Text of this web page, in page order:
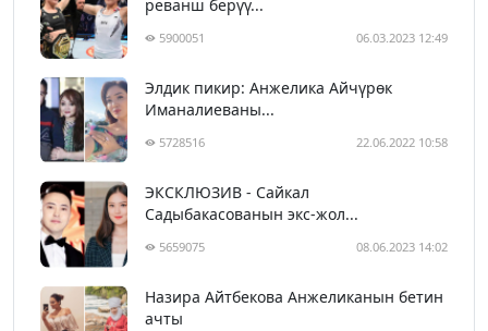
реванш берүү...
5900051 06.03.2023 12:49
Элдик пикир: Анжелика Айчүрөк
Иманалиеваны...
5728516 22.06.2022 10:58
ЭКСКЛЮЗИВ - Сайкал
Садыбакасованын экс-жол...
5659075 08.06.2023 14:02
Назира Айтбекова Анжеликанын бетин
ачты